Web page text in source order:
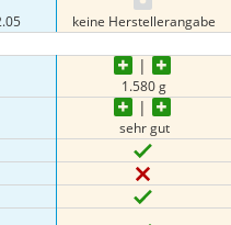
keine Herstellerangabe
1.580 g
sehr gut